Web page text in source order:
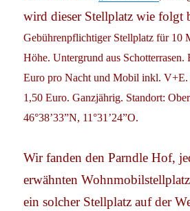
wird dieser Stellplatz wie folgt
Gebührenpflichtiger Stellplatz für 10
Höhe. Untergrund aus Schotterrasen.
Euro pro Nacht und Mobil inkl. V+E.
1,50 Euro. Ganzjährig. Standort:
46°38’33”N, 11°31’24”O.
Wir fanden den Parndle Hof,
erwähnten
ein solcher Stellplatz auf der